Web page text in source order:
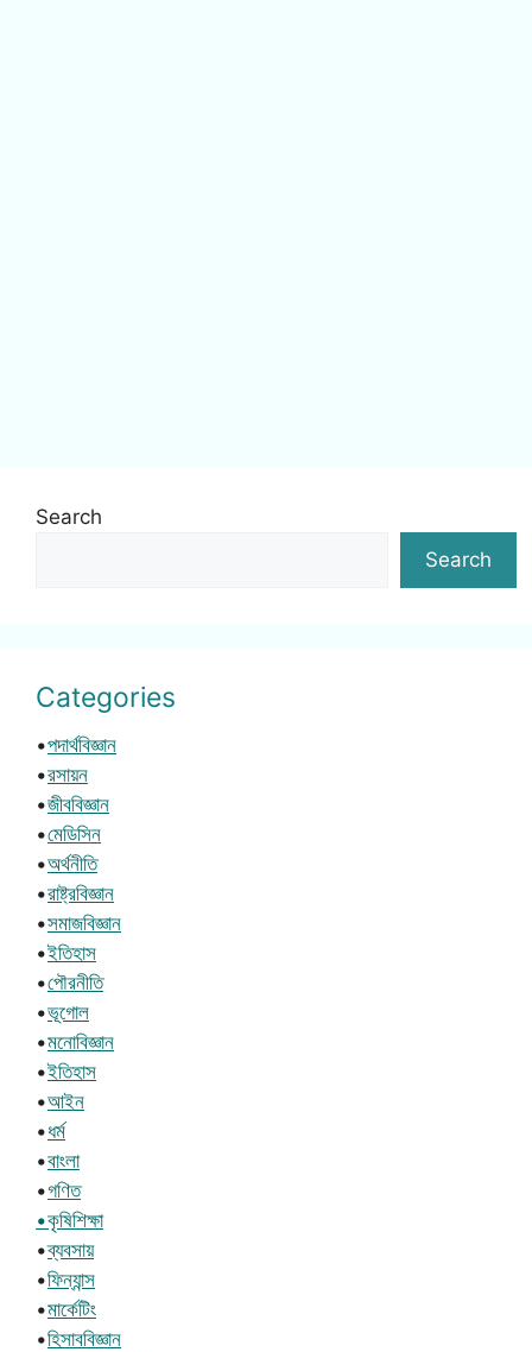
Search
Search
Categories
•পদার্থবিজ্ঞান
•রসায়ন
•জীববিজ্ঞান
•মেডিসিন
•অর্থনীতি
•রাষ্ট্রবিজ্ঞান
•সমাজবিজ্ঞান
•ইতিহাস
•পৌরনীতি
•ভূগোল
•মনোবিজ্ঞান
•ইতিহাস
•আইন
•ধর্ম
•বাংলা
•গণিত
•কৃষিশিক্ষা
•ব্যবসায়
•ফিন্যান্স
•মার্কেটিং
•হিসাববিজ্ঞান